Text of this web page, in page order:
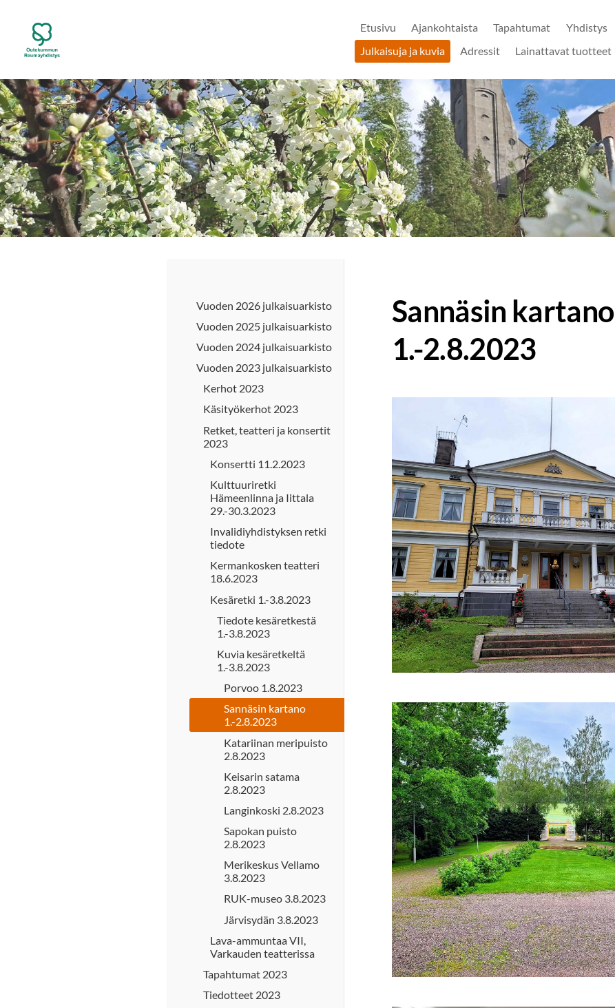
sivun
sisältöön
Outokummun Reumayhdistys ry
Etusivu Ajankohtaista Tapahtumat Yhdistys
Julkaisuja ja kuvia
Adressit Lainattavat tuotteet
Vuoden 2026 julkaisuarkisto
Vuoden 2025 julkaisuarkisto
Vuoden 2024 julkaisuarkisto
Vuoden 2023 julkaisuarkisto
Kerhot 2023
Käsityökerhot 2023
Retket, teatteri ja konsertit
2023
Konsertti 11.2.2023
Kulttuuriretki
Hämeenlinna ja Iittala
29.-30.3.2023
Invalidiyhdistyksen retki
tiedote
Kermankosken teatteri
18.6.2023
Kesäretki 1.-3.8.2023
Tiedote kesäretkestä
1.-3.8.2023
Kuvia kesäretkeltä
1.-3.8.2023
Porvoo 1.8.2023
Sannäsin kartano
1.-2.8.2023
Katariinan meripuisto
2.8.2023
Keisarin satama
2.8.2023
Langinkoski 2.8.2023
Sapokan puisto
2.8.2023
Merikeskus Vellamo
3.8.2023
RUK-museo 3.8.2023
Järvisydän 3.8.2023
Lava-ammuntaa VII,
Varkauden teatterissa
Tapahtumat 2023
Tiedotteet 2023
Sannäsin kartano
1.-2.8.2023